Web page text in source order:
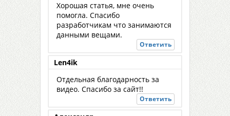
Хорошая статья, мне очень
помогла. Спасибо
разработчикам что занимаются
данными вещами.
Ответить
Len4ik
Отдельная благодарность за
видео. Спасибо за сайт!!
Ответить